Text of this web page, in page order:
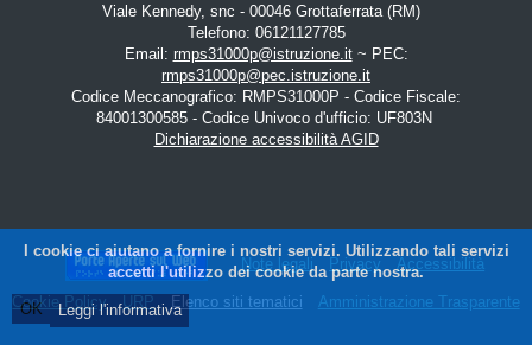
Viale Kennedy, snc - 00046 Grottaferrata (RM)
Telefono: 06121127785
Email: rmps31000p@istruzione.it~ PEC:
rmps31000p@pec.istruzione.it
Codice Meccanografico: RMPS31000P - Codice Fiscale:
84001300585 - Codice Univoco d'ufficio: UF803N
Dichiarazione accessibilità AGID
Note legali Privacy Accessibilità
Cookie Policy URP Elenco siti tematici Amministrazione Trasparente
I cookie ci aiutano a fornire i nostri servizi. Utilizzando tali servizi
accetti l'utilizzo dei cookie da parte nostra.
OK Leggi l'informativa